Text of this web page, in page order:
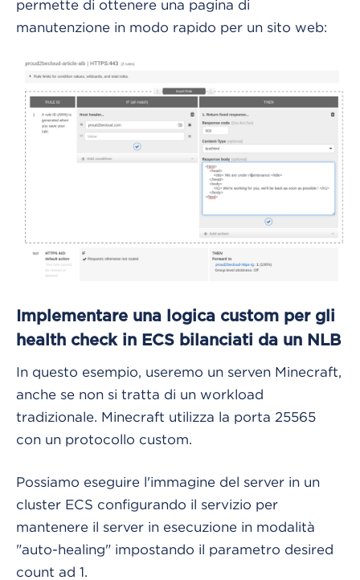
permette di ottenere una pagina di
manutenzione in modo rapido per un sito web:
Implementare una logica custom per gli
health check in ECS bilanciati da un NLB
In questo esempio, useremo un serven Minecraft,
anche se non si tratta di un workload
tradizionale. Minecraft utilizza la porta 25565
con un protocollo custom.
Possiamo eseguire l'immagine del server in un
cluster ECS configurando il servizio per
mantenere il server in esecuzione in modalità
"auto-healing" impostando il parametro desired
count ad 1.